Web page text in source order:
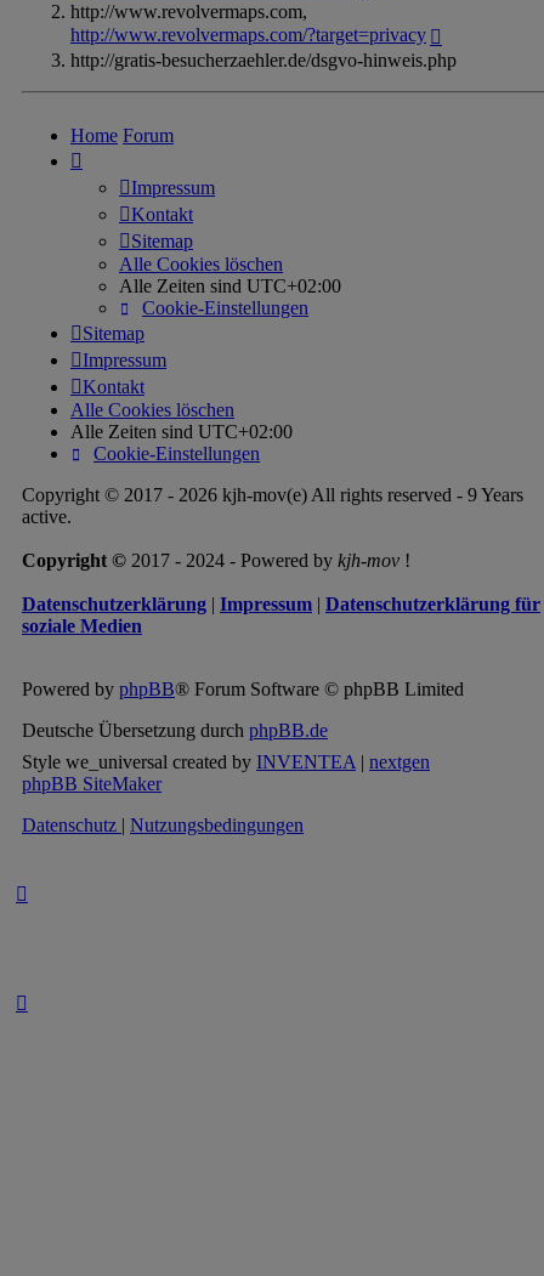
http://www.revolvermaps.com,
http://www.revolvermaps.com/?target=privacy
http://gratis-besucherzaehler.de/dsgvo-hinweis.php
Home Forum
Impressum
Kontakt
Sitemap
Alle Cookies löschen
Alle Zeiten sind UTC+02:00
Cookie-Einstellungen
Sitemap
Impressum
Kontakt
Alle Cookies löschen
Alle Zeiten sind UTC+02:00
Cookie-Einstellungen
Copyright © 2017 - 2026 kjh-mov(e) All rights reserved - 9 Years
active.
Copyright © 2017 - 2024 - Powered by kjh-mov !
Datenschutzerklärung | Impressum | Datenschutzerklärung für
soziale Medien
Powered by phpBB® Forum Software © phpBB Limited
Deutsche Übersetzung durch phpBB.de
Style we_universal created by INVENTEA | nextgen
phpBB SiteMaker
Datenschutz | Nutzungsbedingungen